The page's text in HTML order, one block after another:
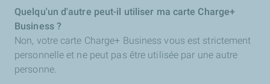
Quelqu'un d'autre peut-il utiliser ma carte Charge+
Business ?
Non, votre carte Charge+ Business vous est strictement
personnelle et ne peut pas être utilisée par une autre
personne.